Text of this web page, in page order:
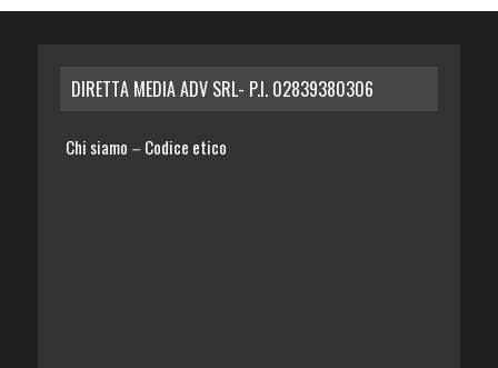
DIRETTA MEDIA ADV SRL- P.I. 02839380306
Chi siamo – Codice etico